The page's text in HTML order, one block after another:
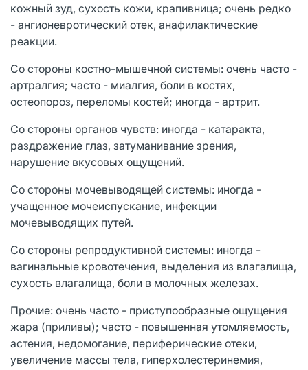
кожный зуд, сухость кожи, крапивница; очень редко
- ангионевротический отек, анафилактические
реакции.
Со стороны костно-мышечной системы: очень часто -
артралгия; часто - миалгия, боли в костях,
остеопороз, переломы костей; иногда - артрит.
Со стороны органов чувств: иногда - катаракта,
раздражение глаз, затуманивание зрения,
нарушение вкусовых ощущений.
Со стороны мочевыводящей системы: иногда -
учащенное мочеиспускание, инфекции
мочевыводящих путей.
Со стороны репродуктивной системы: иногда -
вагинальные кровотечения, выделения из влагалища,
сухость влагалища, боли в молочных железах.
Прочие: очень часто - приступообразные ощущения
жара (приливы); часто - повышенная утомляемость,
астения, недомогание, периферические отеки,
увеличение массы тела, гиперхолестеринемия,